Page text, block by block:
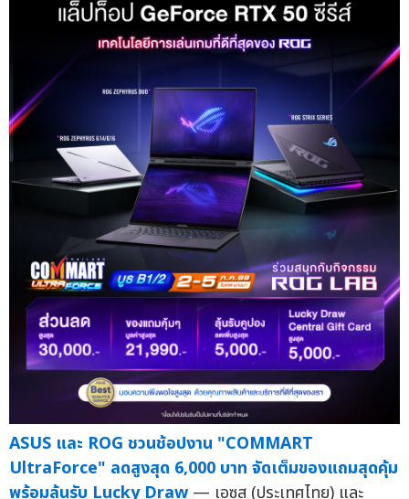
ASUS และ ROG ชวนช้อปงาน "COMMART
UltraForce" ลดสูงสุด 6,000 บาท จัดเต็มของแถมสุดคุ้ม
พร้อมลุ้นรับ Lucky Draw — เอซุส (ประเทศไทย) และ